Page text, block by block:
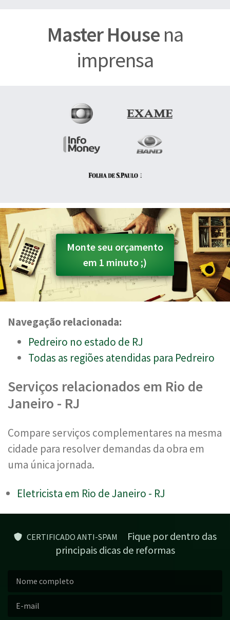
Master Housena
imprensa
Monte seu orçamento
em 1 minuto ;)
Navegação relacionada:
Pedreiro no estado de RJ
Todas as regiões atendidas para Pedreiro
Serviços relacionados em Rio de
Janeiro - RJ
Compare serviços complementares na mesma
cidade para resolver demandas da obra em
uma única jornada.
Eletricista em Rio de Janeiro - RJ
CERTIFICADO ANTI-SPAM
Fique por dentro das
principais dicas de reformas